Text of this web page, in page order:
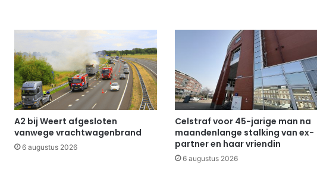
A2 bij Weert afgesloten
vanwege vrachtwagenbrand
6 augustus 2026
Celstraf voor 45-jarige man na
maandenlange stalking van ex-
partner en haar vriendin
6 augustus 2026